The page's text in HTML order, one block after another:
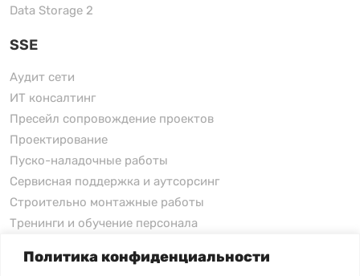
Политика конфиденциальности
Data Storage 2
SSE
Аудит сети
ИТ консалтинг
Пресейл сопровождение проектов
Проектирование
Пуско-наладочные работы
Сервисная поддержка и аутсорсинг
Строительно монтажные работы
Тренинги и обучение персонала
xFusion